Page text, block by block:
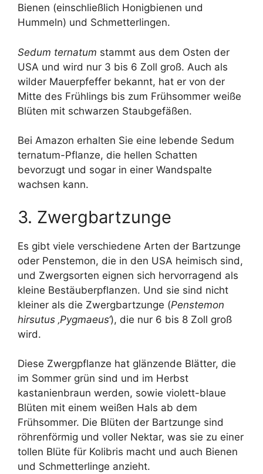
Bienen (einschließlich Honigbienen und
Hummeln) und Schmetterlingen.
Sedum ternatum stammt aus dem Osten der
USA und wird nur 3 bis 6 Zoll groß. Auch als
wilder Mauerpfeffer bekannt, hat er von der
Mitte des Frühlings bis zum Frühsommer weiße
Blüten mit schwarzen Staubgefäßen.
Bei Amazon erhalten Sie eine lebende Sedum
ternatum-Pflanze, die hellen Schatten
bevorzugt und sogar in einer Wandspalte
wachsen kann.
3. Zwergbartzunge
Es gibt viele verschiedene Arten der Bartzunge
oder Penstemon, die in den USA heimisch sind,
und Zwergsorten eignen sich hervorragend als
kleine Bestäuberpflanzen. Und sie sind nicht
kleiner als die Zwergbartzunge (Penstemon
hirsutus ‚Pygmaeus‘), die nur 6 bis 8 Zoll groß
wird.
Diese Zwergpflanze hat glänzende Blätter, die
im Sommer grün sind und im Herbst
kastanienbraun werden, sowie violett-blaue
Blüten mit einem weißen Hals ab dem
Frühsommer. Die Blüten der Bartzunge sind
röhrenförmig und voller Nektar, was sie zu einer
tollen Blüte für Kolibris macht und auch Bienen
und Schmetterlinge anzieht.